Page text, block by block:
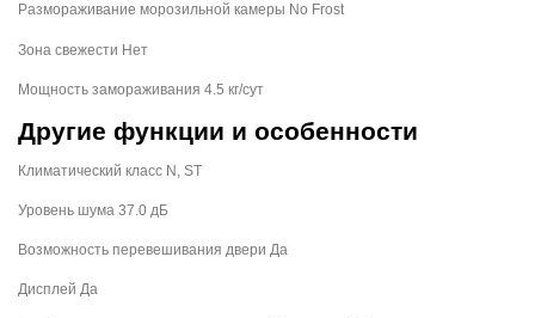
Размораживание морозильной камеры No Frost
Зона свежести Нет
Мощность замораживания 4.5 кг/сут
Другие функции и особенности
Климатический класс N, ST
Уровень шума 37.0 дБ
Возможность перевешивания двери Да
Дисплей Да